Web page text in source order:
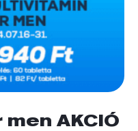
AKCIÓ